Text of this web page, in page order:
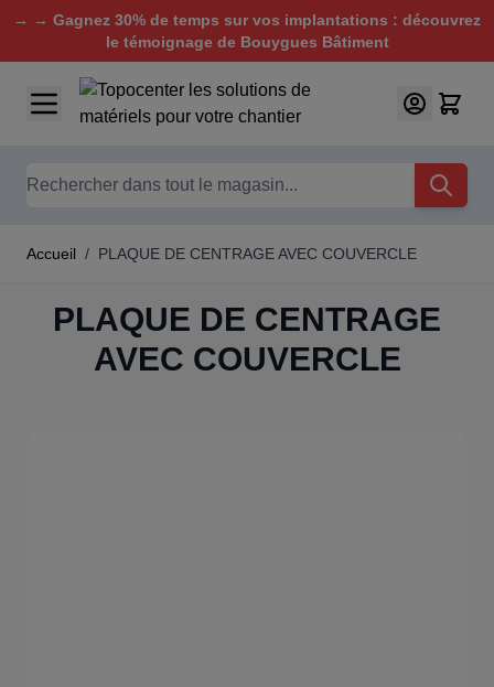
→ → Gagnez 30% de temps sur vos implantations : découvrez
le témoignage de Bouygues Bâtiment
Aller au contenu
Chercher
Accueil / PLAQUE DE CENTRAGE AVEC COUVERCLE
PLAQUE DE CENTRAGE
AVEC COUVERCLE